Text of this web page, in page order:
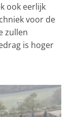
ook eerlijk
voor de
zullen
is hoger